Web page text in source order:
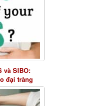
và SIBO:
đại tràng